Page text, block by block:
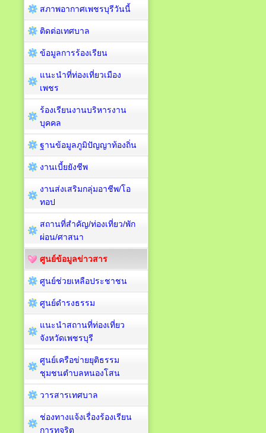
สภาพอากาศเพชรบุรีวันนี้
ติดต่อเทศบาล
ข้อมูลการร้องเรียน
แนะนำที่ท่องเที่ยวเมือง
เพชร
ร้องเรียนงานบริหารงาน
บุคคล
ฐานข้อมูลภูมิปัญญาท้องถิ่น
งานเบี้ยยังชีพ
งานส่งเสริมกลุ่มอาชีพ/โอ
ทอป
สถานที่สำคัญ/ท่องเที่ยว/พัก
ผ่อน/ศาสนา
ศูนย์ข้อมูลข่าวสาร
ศูนย์ช่วยเหลือประชาชน
ศูนย์ดำรงธรรม
แนะนำสถานที่ท่องเที่ยว
จังหวัดเพชรบุรี
ศูนย์เครือข่ายยุติธรรม
ชุมชนตำบลหนองโสน
วารสารเทศบาล
ช่องทางแจ้งเรื่องร้องเรียน
การทุจริต